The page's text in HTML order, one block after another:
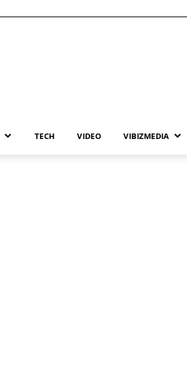
TECH VIDEO VIBIZMEDIA